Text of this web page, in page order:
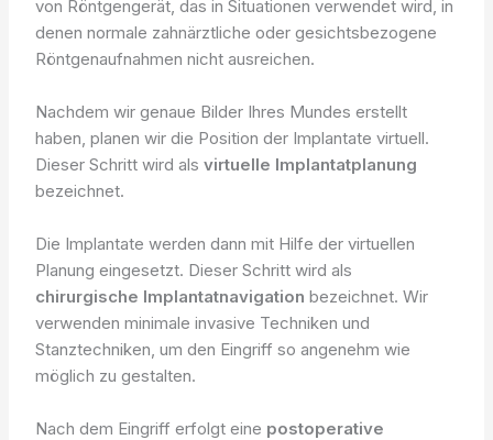
von Röntgengerät, das in Situationen verwendet wird, in
denen normale zahnärztliche oder gesichtsbezogene
Röntgenaufnahmen nicht ausreichen.
Nachdem wir genaue Bilder Ihres Mundes erstellt
haben, planen wir die Position der Implantate virtuell.
Dieser Schritt wird alsvirtuelle Implantatplanung
bezeichnet.
Die Implantate werden dann mit Hilfe der virtuellen
Planung eingesetzt. Dieser Schritt wird als
chirurgische Implantatnavigation bezeichnet. Wir
verwenden minimale invasive Techniken und
Stanztechniken, um den Eingriff so angenehm wie
möglich zu gestalten.
Nach dem Eingriff erfolgt eine postoperative